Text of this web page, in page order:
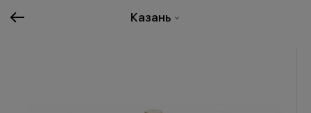
Казань